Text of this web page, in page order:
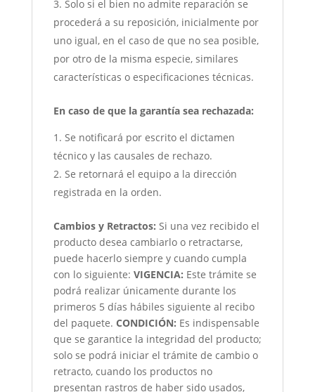
Solo si el bien no admite reparación se
procederá a su reposición, inicialmente por
uno igual, en el caso de que no sea posible,
por otro de la misma especie, similares
características o especificaciones técnicas.
En caso de que la garantía sea rechazada:
Se notificará por escrito el dictamen
técnico y las causales de rechazo.
Se retornará el equipo a la dirección
registrada en la orden.
Cambios y Retractos: Si una vez recibido el
producto desea cambiarlo o retractarse,
puede hacerlo siempre y cuando cumpla
con lo siguiente: VIGENCIA: Este trámite se
podrá realizar únicamente durante los
primeros 5 días hábiles siguiente al recibo
del paquete. CONDICIÓN: Es indispensable
que se garantice la integridad del producto;
solo se podrá iniciar el trámite de cambio o
retracto, cuando los productos no
presentan rastros de haber sido usados,